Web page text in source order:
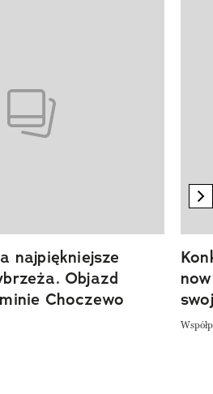
najpiękniejsze
Objazd
Choczewo